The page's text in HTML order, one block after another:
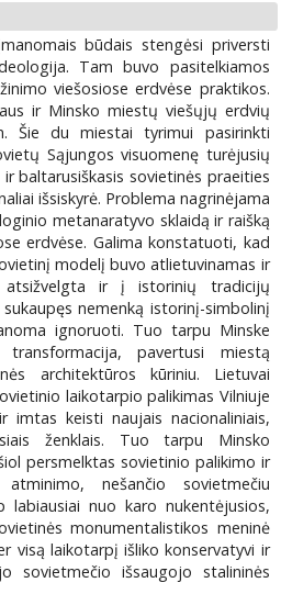
būdais stengėsi priversti
Tam buvo pasitelkiamos
viešosiose erdvėse praktikos.
ir Minsko miestų viešųjų erdvių
Šie du miestai tyrimui pasirinkti
Sąjungos visuomenę turėjusių
baltarusiškasis sovietinės praeities
išsiskyrė. Problema nagrinėjama
metanaratyvo sklaidą ir raišką
erdvėse. Galima konstatuoti, kad
modelį buvo atlietuvinamas ir
atsižvelgta ir į istorinių tradicijų
nemenką istorinį-simbolinį
ignoruoti. Tuo tarpu Minske
pavertusi miestą
architektūros kūriniu. Lietuvai
laikotarpio palikimas Vilniuje
keisti naujais nacionaliniais,
ženklais. Tuo tarpu Minsko
persmelktas sovietinio palikimo ir
nešančio sovietmečiu
labiausiai nuo karo nukentėjusios,
monumentalistikos meninė
visą laikotarpį išliko konservatyvi ir
sovietmečio išsaugojo stalininės